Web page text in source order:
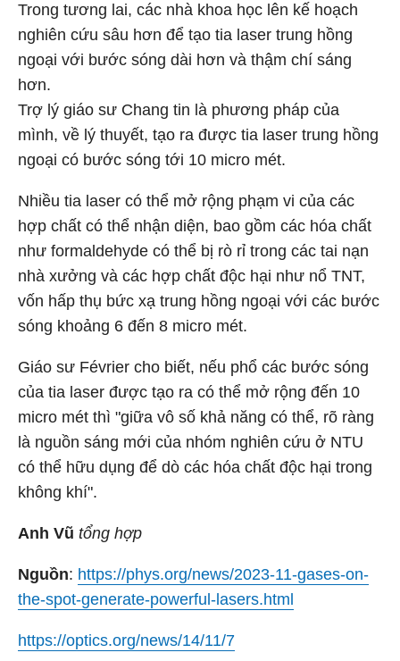
Trong tương lai, các nhà khoa học lên kế hoạch
nghiên cứu sâu hơn để tạo tia laser trung hồng
ngoại với bước sóng dài hơn và thậm chí sáng
hơn.
Trợ lý giáo sư Chang tin là phương pháp của
mình, về lý thuyết, tạo ra được tia laser trung hồng
ngoại có bước sóng tới 10 micro mét.
Nhiều tia laser có thể mở rộng phạm vi của các
hợp chất có thể nhận diện, bao gồm các hóa chất
như formaldehyde có thể bị rò rỉ trong các tai nạn
nhà xưởng và các hợp chất độc hại như nổ TNT,
vốn hấp thụ bức xạ trung hồng ngoại với các bước
sóng khoảng 6 đến 8 micro mét.
Giáo sư Février cho biết, nếu phổ các bước sóng
của tia laser được tạo ra có thể mở rộng đến 10
micro mét thì "giữa vô số khả năng có thể, rõ ràng
là nguồn sáng mới của nhóm nghiên cứu ở NTU
có thể hữu dụng để dò các hóa chất độc hại trong
không khí".
Anh Vũ tổng hợp
Nguồn: https://phys.org/news/2023-11-gases-on-
the-spot-generate-powerful-lasers.html
https://optics.org/news/14/11/7